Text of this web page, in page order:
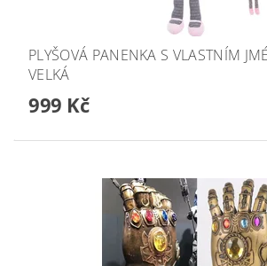
PLYŠOVÁ PANENKA S VLASTNÍM
VELKÁ
999 Kč